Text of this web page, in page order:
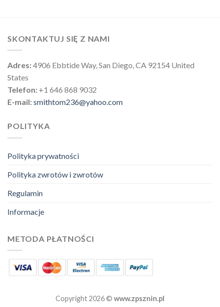
SKONTAKTUJ SIĘ Z NAMI
Adres:4906 Ebbtide Way, San Diego, CA 92154 United
States
Telefon: +1 646 868 9032
E-mail:smithtom236@yahoo.com
POLITYKA
Polityka prywatności
Polityka zwrotów i zwrotów
Regulamin
Informacje
METODA PŁATNOŚCI
Copyright 2026 © www.zpsznin.pl